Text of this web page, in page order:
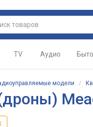
TV Аудио
модели /